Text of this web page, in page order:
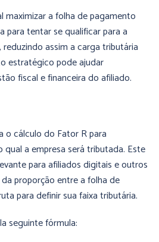
maximizar a folha de pagamento
para tentar se qualificar para a
assim a carga tributária
estratégico pode ajudar
fiscal e financeira do afiliado.
o cálculo do Fator R para
a empresa será tributada. Este
para afiliados digitais e outros
proporção entre a folha de
para definir sua faixa tributária.
seguinte fórmula: